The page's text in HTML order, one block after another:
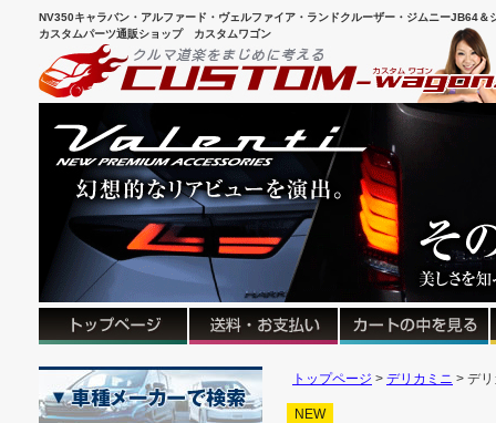
NV350キャラバン・アルファード・ヴェルファイア・ランドクルーザー・ジムニーJB64
カスタムパーツ通販ショップ カスタムワゴン
トップページ デリカミニ デ
NEW